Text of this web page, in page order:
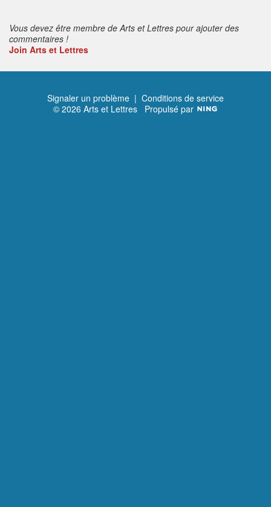
Vous devez être membre de Arts et Lettres pour ajouter des
commentaires !
Join Arts et Lettres
Signaler un problème | Conditions de service
© 2026 Arts et Lettres Propulsé par